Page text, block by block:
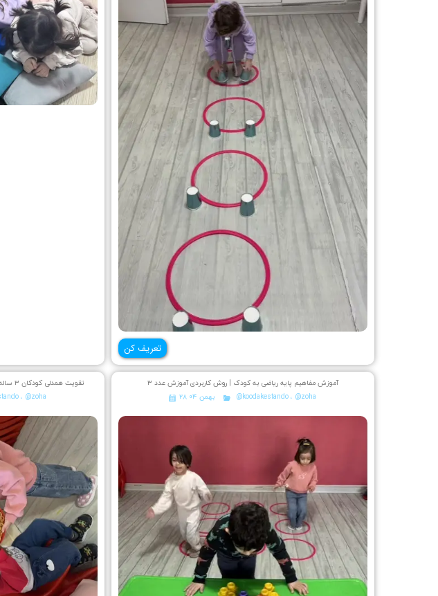
تعریف کن
تقویت همدلی کودکان ۳ ساله | کودک با شیرینی از دوستانش پذیرایی می‌کند
، @zoha
آموزش مفاهیم پایه ریاضی به کودک | روش کاربردی آموزش عدد ۳
۲۸ بهمن ۰۴
@koodakestando، @zoha